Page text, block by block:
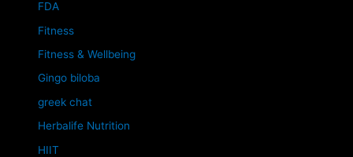
FDA
Fitness
Fitness & Wellbeing
Gingo biloba
greek chat
Herbalife Nutrition
HIIT